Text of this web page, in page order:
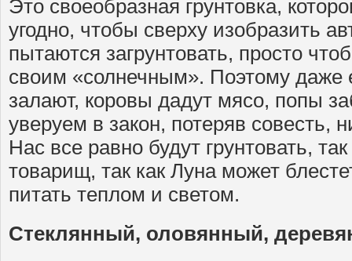
Это своеобразная грунтовка,
угодно, чтобы сверху изобразить
пытаются загрунтовать, просто
своим «солнечным». Поэтому даже
залают, коровы дадут мясо, попы
уверуем в закон, потеряв совесть,
Нас все равно будут грунтовать,
товарищ, так как Луна может
питать теплом и светом.
Стеклянный, оловянный,